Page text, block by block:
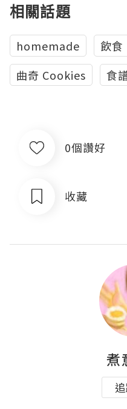
相關話題
homemade 飲食
曲奇 Cookies
食
0個讚好
收藏
煮